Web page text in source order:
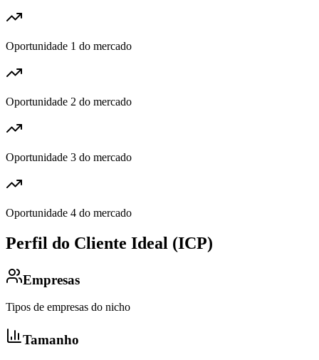
Oportunidade 1 do mercado
Oportunidade 2 do mercado
Oportunidade 3 do mercado
Oportunidade 4 do mercado
Perfil do Cliente Ideal (ICP)
Empresas
Tipos de empresas do nicho
Tamanho